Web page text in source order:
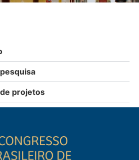
projetos